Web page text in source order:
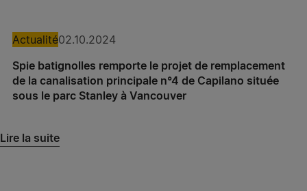
Spie batignolles grand ouest – Agence Présance®
Saint-Brieuc
Spie batignolles grand ouest – Agence Présance®
Spie batignolles grand ouest – Agence Présance®
Actualité02.10.2024
Spie batignolles remporte le projet de remplacement
de la canalisation principale n°4 de Capilano située
sous le parc Stanley à Vancouver
Lire la suite